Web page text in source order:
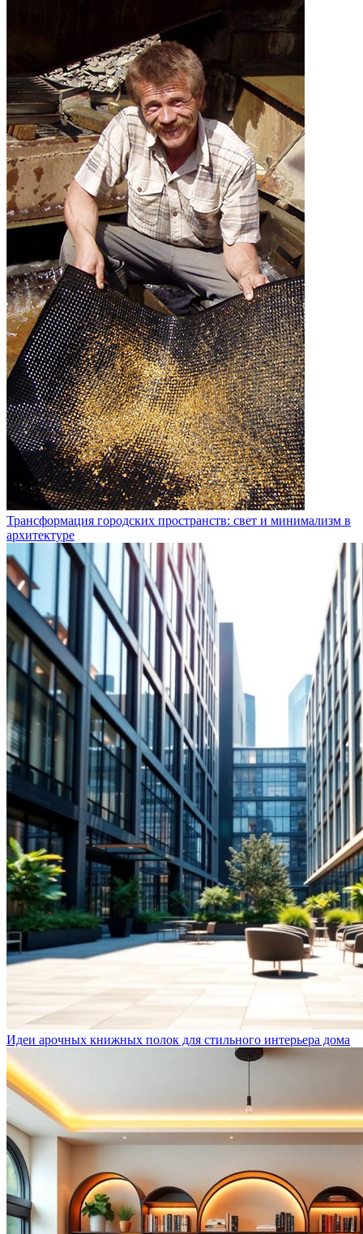
Трансформация городских пространств: свет и минимализм в
архитектуре
Идеи арочных книжных полок для стильного интерьера дома